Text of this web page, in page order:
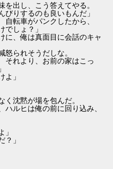
出し、こう答えてやる。
びりするのも良いもんだ」
転車がパンクしたから、
しょ？」
、俺は真面目に会話のキャ
られそうだしな。
それより、お前の家はこっ
よ」
沈黙が場を包んだ。
ハルヒは俺の前に回り込み、
」
？」